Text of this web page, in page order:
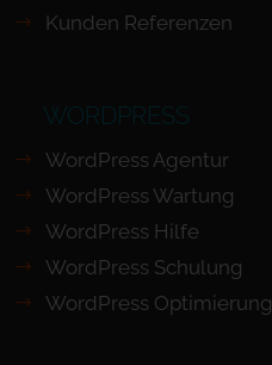
Kunden Referenzen
WORDPRESS
WordPress Agentur
WordPress Wartung
WordPress Hilfe
WordPress Schulung
WordPress Optimierung